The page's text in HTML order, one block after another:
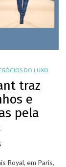
DO LUXO
traz
e
pela
Royal, em Paris,